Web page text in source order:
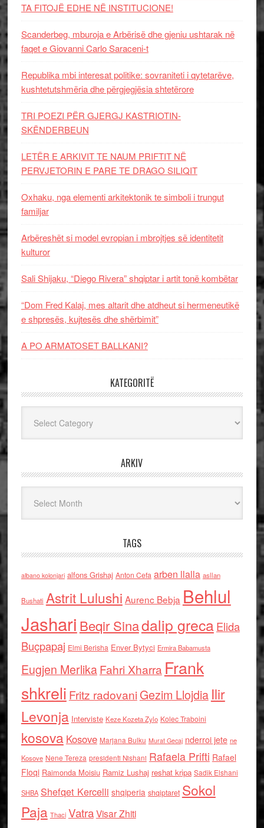
TA FITOJË EDHE NË INSTITUCIONE!
Scanderbeg, mburoja e Arbërisë dhe gjeniu ushtarak në
faqet e Giovanni Carlo Saraceni-t
Republika mbi interesat politike: sovraniteti i qytetarëve,
kushtetutshmëria dhe përgjegjësia shtetërore
TRI POEZI PËR GJERGJ KASTRIOTIN-
SKËNDERBEUN
LETËR E ARKIVIT TE NAUM PRIFTIT NË
PERVJETORIN E PARE TE DRAGO SILIQIT
Oxhaku, nga elementi arkitektonik te simboli i trungut
familjar
Arbëreshët si model evropian i mbrojtjes së identitetit
kulturor
Sali Shijaku, “Diego Rivera” shqiptar i artit tonë kombëtar
“Dom Fred Kalaj, mes altarit dhe atdheut si hermeneutikë
e shpresës, kujtesës dhe shërbimit”
A PO ARMATOSET BALLKANI?
KATEGORITË
ARKIV
TAGS
albano kolonjari alfons Grishaj Anton Cefa arben llalla asllan
Bushati Astrit Lulushi Aurenc Bebja Behlul
Jashari Beqir Sinadalip grecaElida
Buçpapaj Elmi Berisha Enver Bytyci Ermira Babamusta
Eugjen MerlikaFahri Xharra Frank
shkreli Fritz radovaniGezim Llojdia Ilir
Levonja Interviste Keze Kozeta Zylo Kolec Traboini
kosova Kosove Marjana Bulku Murat Gecaj nderroi jete ne
Kosove Nene Tereza presidenti Nishani Rafaela Prifti Rafael
Floqi Raimonda Moisiu Ramiz Lushaj reshat kripa Sadik Elshani
SHBA Shefqet Kercelli shqiperia shqiptaret Sokol
Paja Thaci VatraVisar Zhiti